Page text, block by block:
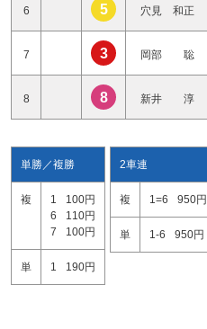
6 5 穴見 和正
7 3 岡部 聡
8 8 新井 淳
単勝／複勝
複 1
100円
6
110円
7
100円
単 1 190円
2車連
複 1=6 950円
単 1-6 950円